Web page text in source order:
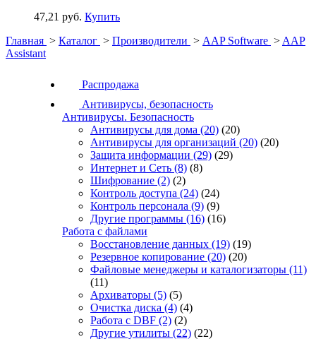
47,21 руб. Купить
Главная > Каталог > Производители > AAP Software > AAP
Assistant
Распродажа
Антивирусы, безопасность
Антивирусы. Безопасность
Антивирусы для дома (20) (20)
Антивирусы для организаций (20) (20)
Защита информации (29) (29)
Интернет и Сеть (8) (8)
Шифрование (2) (2)
Контроль доступа (24) (24)
Контроль персонала (9) (9)
Другие программы (16) (16)
Работа с файлами
Восстановление данных (19) (19)
Резервное копирование (20) (20)
Файловые менеджеры и каталогизаторы (11)
(11)
Архиваторы (5) (5)
Очистка диска (4) (4)
Работа с DBF (2) (2)
Другие утилиты (22) (22)